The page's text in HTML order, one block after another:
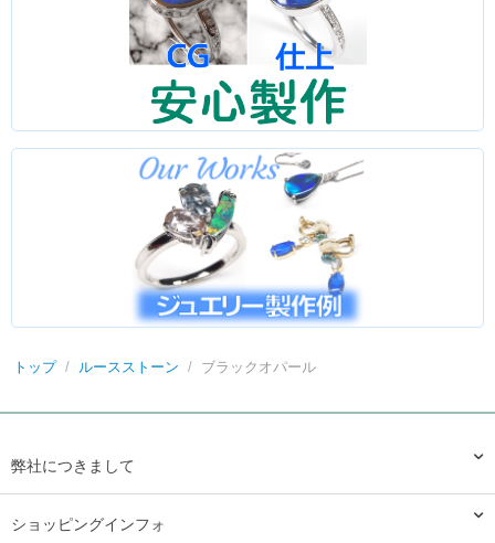
トップ / ルースストーン / ブラックオパール
弊社につきまして
ショッピングインフォ